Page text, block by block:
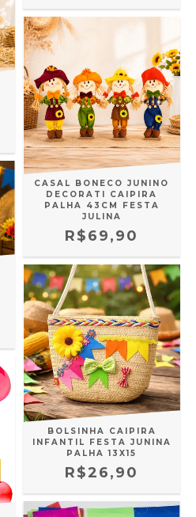
CASAL BONECO JUNINO
DECORATI CAIPIRA
PALHA 43CM FESTA
JULINA
R$69,90
BOLSINHA CAIPIRA
INFANTIL FESTA JUNINA
PALHA 13X15
R$26,90